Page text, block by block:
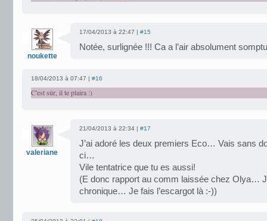
noukette
17/04/2013 à 22:47 | #15
Notée, surlignée !!! Ca a l’air absolument
18/04/2013 à 07:47 | #16
C'est sûr, il te plaira :)
valeriane
21/04/2013 à 22:34 | #17
J’ai adoré les deux premiers Eco… Vais sans
ci…
Vile tentatrice que tu es aussi!
(E donc rapport au comm laissée chez Olya…
chronique… Je fais l’escargot là :-))